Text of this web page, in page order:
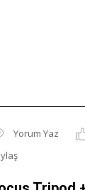
Yorum Yaz